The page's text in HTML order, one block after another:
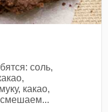
соль,
какао,